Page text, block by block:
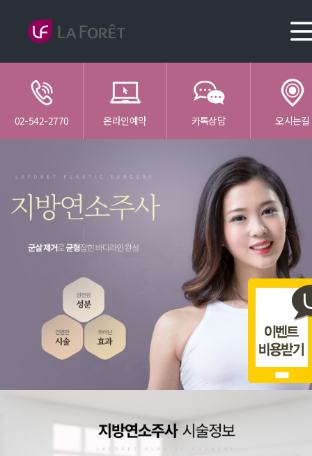
02-542-2770 온라인예약 카톡상담 오시는길